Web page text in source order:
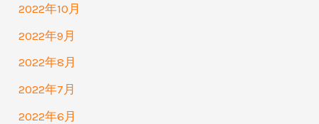
2022年10月
2022年9月
2022年8月
2022年7月
2022年6月